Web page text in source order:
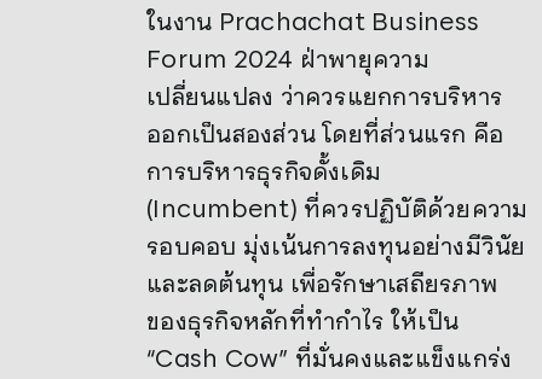
ในงาน Prachachat Business
Forum 2024 ฝ่าพายุความ
เปลี่ยนแปลง ว่าควรแยกการบริหาร
ออกเป็นสองส่วน โดยที่ส่วนแรก คือ
การบริหารธุรกิจดั้งเดิม
(Incumbent) ที่ควรปฏิบัติด้วยความ
รอบคอบ มุ่งเน้นการลงทุนอย่างมีวินัย
และลดต้นทุน เพื่อรักษาเสถียรภาพ
ของธุรกิจหลักที่ทำกำไร ให้เป็น
“Cash Cow” ที่มั่นคงและแข็งแกร่ง